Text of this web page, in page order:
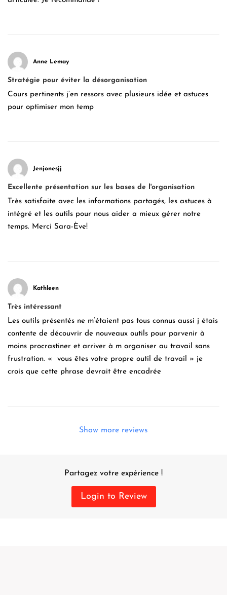
Anne Lemay
Stratégie pour éviter la désorganisation
Cours pertinents j’en ressors avec plusieurs idée et astuces
pour optimiser mon temp
Jenjonesjj
Excellente présentation sur les bases de l'organisation
Très satisfaite avec les informations partagés, les astuces à
intégré et les outils pour nous aider a mieux gérer notre
temps. Merci Sara-Ève!
Kathleen
Très intéressant
Les outils présentés ne m’étaient pas tous connus aussi j étais
contente de découvrir de nouveaux outils pour parvenir à
moins procrastiner et arriver à m organiser au travail sans
frustration. « vous êtes votre propre outil de travail » je
crois que cette phrase devrait être encadrée
Show more reviews
Partagez votre expérience !
Login to Review